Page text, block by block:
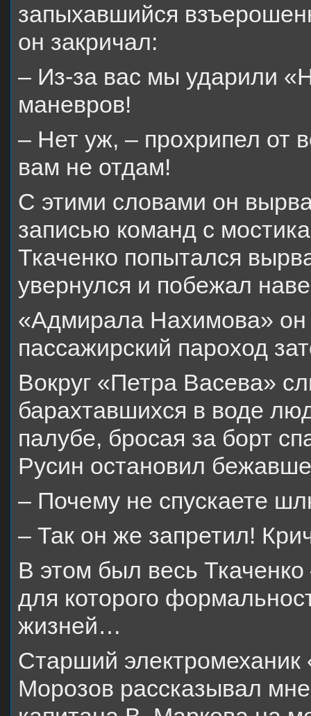
запыхавшийся
он закричал:
– Из-за вас мы ударили
маневров!
– Нет уж, – прохрипел от
вам не отдам!
С этими словами он
записью команд с
Ткаченко попытался
увернулся и побежал
«Адмирала Нахимова»
пассажирский пароход
Вокруг «Петра Васева»
барахтавшихся в воде
палубе, бросая за борт
Русин остановил
– Почему не спускаете
– Так он же запретил!
В этом был весь
для которого
жизней…
Старший
Морозов рассказывал